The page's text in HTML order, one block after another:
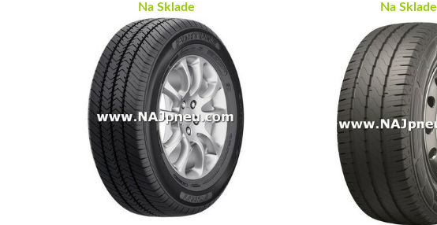
Na Sklade Na Sklade